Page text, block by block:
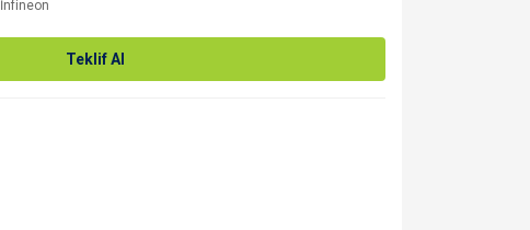
İnfineon
Teklif Al